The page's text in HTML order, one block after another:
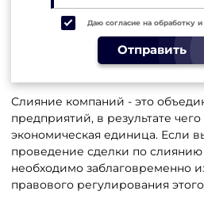
Даю согласие на обработку
Отправить
Слияние компаний - это
предприятий, в результате
экономическая единица. Если
проведение сделки по
необходимо заблаговременно
правового регулирования